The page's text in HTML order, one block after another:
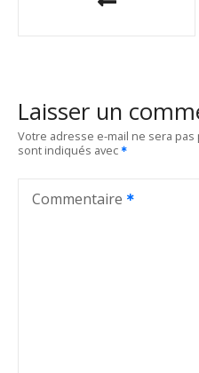
g
a
Laisser un
Votre adresse e-mail ne sera pas
sont indiqués avec
Commentaire